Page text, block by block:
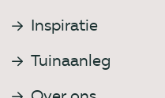
Inspiratie
Tuinaanleg